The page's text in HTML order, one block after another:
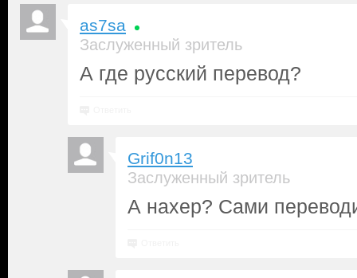
as7sa
Заслуженный зритель
А где русский перевод?
Grif0n13
Заслуженный зритель
А нахер? Сами